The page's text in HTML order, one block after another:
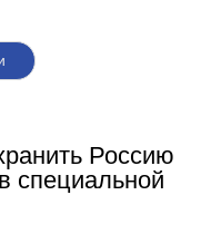
Россию
специальной